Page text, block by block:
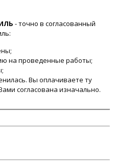
- точно в согласованный
на проведенные работы;
Вы оплачиваете ту
согласована изначально.